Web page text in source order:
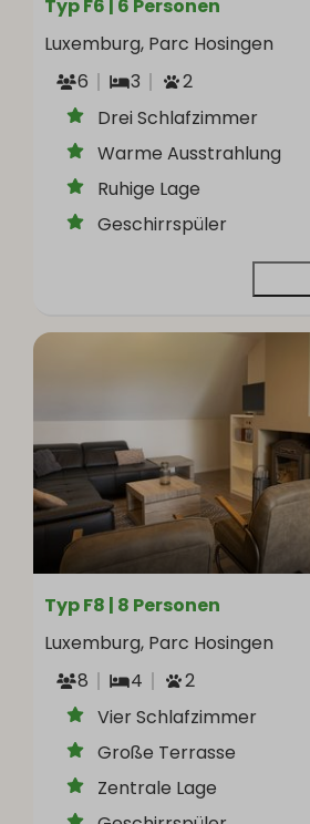
Typ F6 | 6 Personen
Luxemburg, Parc Hosingen
6
3
2
Drei Schlafzimmer
Warme Ausstrahlung
Ruhige Lage
Geschirrspüler
Typ F8 | 8 Personen
Luxemburg, Parc Hosingen
8
4
2
Vier Schlafzimmer
Große Terrasse
Zentrale Lage